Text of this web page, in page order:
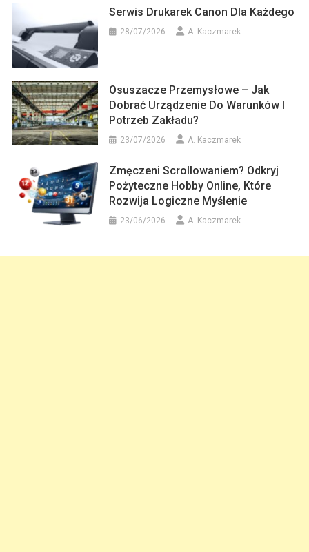
Serwis Drukarek Canon Dla Każdego
28/07/2026 A. Kaczmarek
Osuszacze Przemysłowe – Jak
Dobrać Urządzenie Do Warunków I
Potrzeb Zakładu?
23/07/2026 A. Kaczmarek
Zmęczeni Scrollowaniem? Odkryj
Pożyteczne Hobby Online, Które
Rozwija Logiczne Myślenie
23/06/2026 A. Kaczmarek